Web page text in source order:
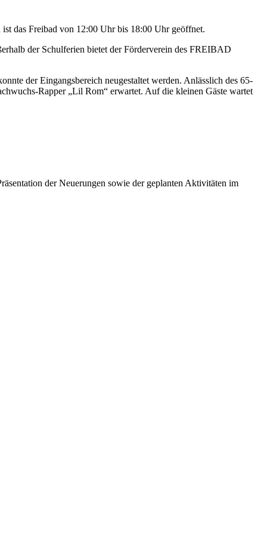
das Freibad von 12:00 Uhr bis 18:00 Uhr geöffnet.
der Schulferien bietet der Förderverein des FREIBAD
der Eingangsbereich neugestaltet werden. Anlässlich des 65-
Rapper „Lil Rom“ erwartet. Auf die kleinen Gäste wartet
der Neuerungen sowie der geplanten Aktivitäten im